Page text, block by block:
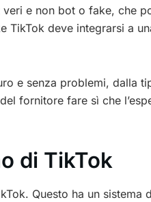
e non bot o fake, che
TikTok deve integrarsi a
e senza problemi, dalla
fornitore fare sì che
di TikTok
Questo ha un sistema